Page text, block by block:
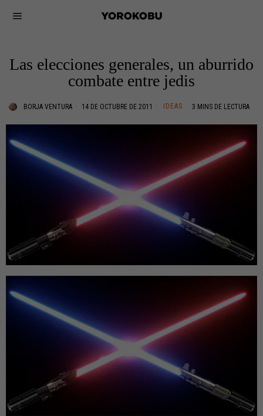
Las elecciones generales, un aburrido
combate entre jedis
BORJA VENTURA 14 DE OCTUBRE DE 2011 IDEAS 3 MINS DE LECTURA